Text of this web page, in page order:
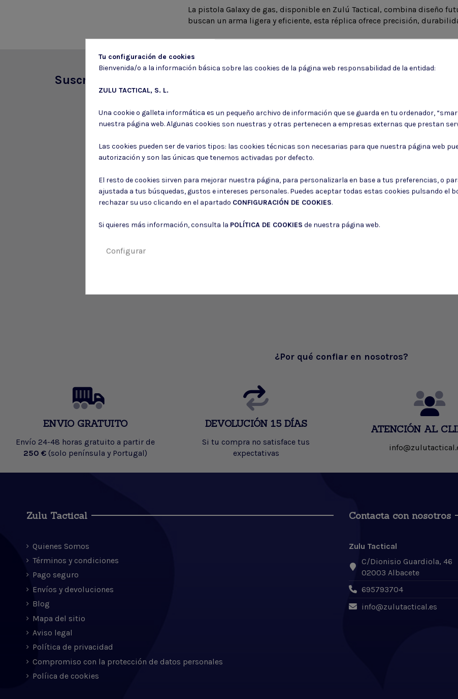
La pistola Galaxy de gas, disponible en Zulú Tactical, combina diseño
buscan un arma ligera y eficiente, esta réplica ofrece precisión,
Suscríbete a nuestro boletín
Consiento el uso de mis datos para los fines indicados en laPolítica de
¿Por qué confiar en nosotros?
ENVIO GRATUITO
Envío 24-48 horas gratuito a partir de
250 € (solo península y Portugal)
DEVOLUCIÓN 15 DÍAS
Si tu compra no satisface tus
expectativas
ATENCIÓN AL
Zulu Tactical
Quienes Somos
Términos y condiciones
Pago seguro
Envíos y devoluciones
Blog
Mapa del sitio
Aviso legal
Política de privacidad
Compromiso con la protección de datos personales
Políica de cookies
Contacta con nosotros
Zulu Tactical
C/Dionisio Guardiola, 46
02003 Albacete
695793704
info@zulutactical.es
Tu configuración de cookies
Bienvenida/o a la información básica sobre las cookies de la página web responsabilidad de la entidad:
ZULU TACTICAL, S. L.
Una cookie o galleta informática es un pequeño archivo de información que se guarda en tu ordenador,
nuestra página web. Algunas cookies son nuestras y otras pertenecen a empresas externas que prestan
Las cookies pueden ser de varios tipos: las cookies técnicas son necesarias para que nuestra página web
autorización y son las únicas que tenemos activadas por defecto.
El resto de cookies sirven para mejorar nuestra página, para personalizarla en base a tus preferencias, o
ajustada a tus búsquedas, gustos e intereses personales. Puedes aceptar todas estas cookies pulsando el
rechazar su uso clicando en el apartado CONFIGURACIÓN DE COOKIES.
Si quieres más información, consulta la POLÍTICA DE COOKIES de nuestra página web.
Configurar